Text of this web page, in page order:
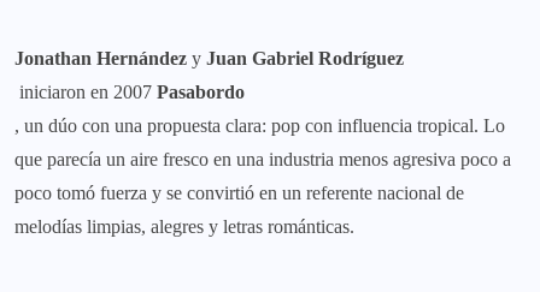
Jonathan Hernández y Juan Gabriel Rodríguez
iniciaron en 2007 Pasabordo
, un dúo con una propuesta clara: pop con influencia tropical. Lo
que parecía un aire fresco en una industria menos agresiva poco a
poco tomó fuerza y se convirtió en un referente nacional de
melodías limpias, alegres y letras románticas.